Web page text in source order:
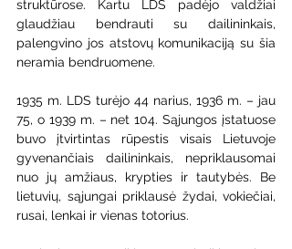
struktūrose. Kartu LDS padėjo valdžiai
glaudžiau bendrauti su dailininkais,
palengvino jos atstovų komunikaciją su šia
neramia bendruomene.
1935 m. LDS turėjo 44 narius, 1936 m. – jau
75, o 1939 m. – net 104. Sąjungos įstatuose
buvo įtvirtintas rūpestis visais Lietuvoje
gyvenančiais dailininkais, nepriklausomai
nuo jų amžiaus, krypties ir tautybės. Be
lietuvių, sąjungai priklausė žydai, vokiečiai,
rusai, lenkai ir vienas totorius.